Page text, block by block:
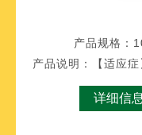
产品规格：
产品说明：
【适应症
详细信息